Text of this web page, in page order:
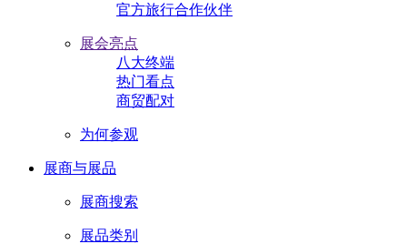
官方旅行合作伙伴
展会亮点
八大终端
热门看点
商贸配对
为何参观
展商与展品
展商搜索
展品类别